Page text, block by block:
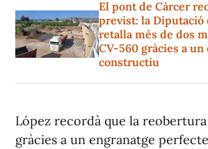
El pont de Càrcer
previst: la Diputació
retalla més de dos
CV-560 gràcies a
constructiu
López recordà que la
gràcies a un engranatge